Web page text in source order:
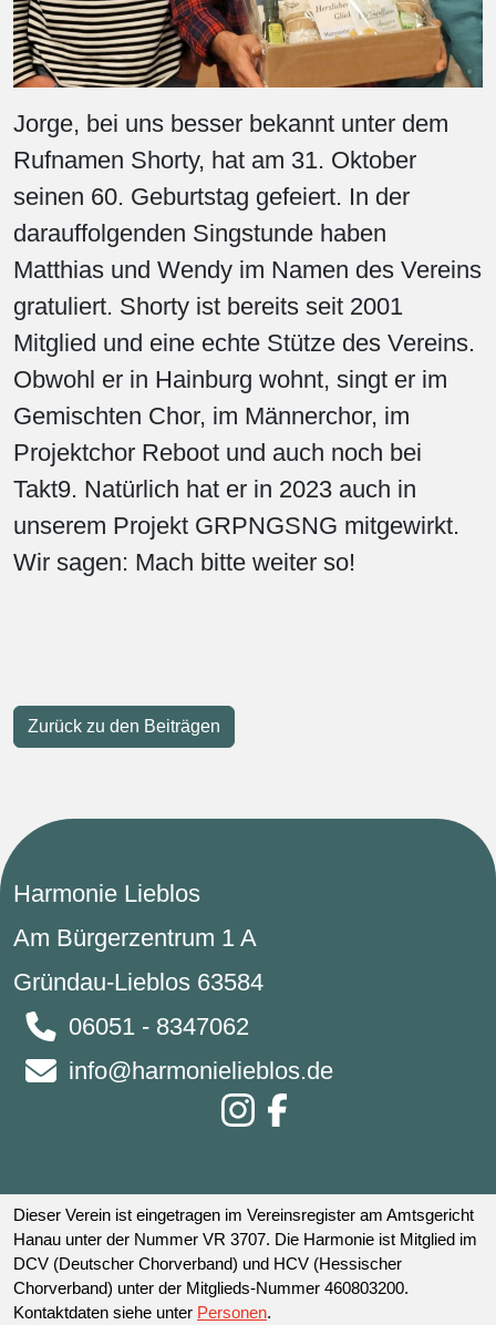
Jorge, bei uns besser bekannt unter dem
Rufnamen Shorty, hat am 31. Oktober
seinen 60. Geburtstag gefeiert. In der
darauffolgenden Singstunde haben
Matthias und Wendy im Namen des Vereins
gratuliert. Shorty ist bereits seit 2001
Mitglied und eine echte Stütze des Vereins.
Obwohl er in Hainburg wohnt, singt er im
Gemischten Chor, im Männerchor, im
Projektchor Reboot und auch noch bei
Takt9. Natürlich hat er in 2023 auch in
unserem Projekt GRPNGSNG mitgewirkt.
Wir sagen: Mach bitte weiter so!
Zurück zu den Beiträgen
Harmonie Lieblos
Am Bürgerzentrum 1 A
Gründau-Lieblos 63584
06051 - 8347062
info@harmonielieblos.de
Dieser Verein ist eingetragen im Vereinsregister am Amtsgericht
Hanau unter der Nummer VR 3707. Die Harmonie ist Mitglied im
DCV (Deutscher Chorverband) und HCV (Hessischer
Chorverband) unter der Mitglieds-Nummer 460803200.
Kontaktdaten siehe unter Personen.